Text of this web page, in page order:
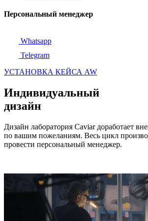
Персональный менеджер
Whatsapp
Telegram
УСТАНОВКА КЕЙСА AW
Индивидуальный
дизайн
Дизайн лаборатория Caviar доработает
по вашим пожеланиям. Весь цикл
провести персональный менеджер.